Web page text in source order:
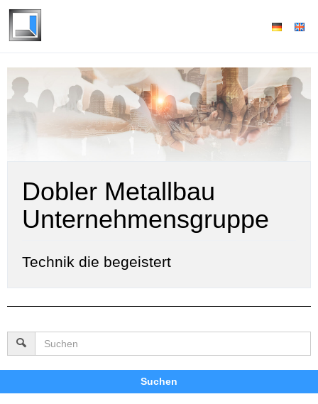
Dobler Metallbau
Unternehmensgruppe
Technik die begeistert
Suchen